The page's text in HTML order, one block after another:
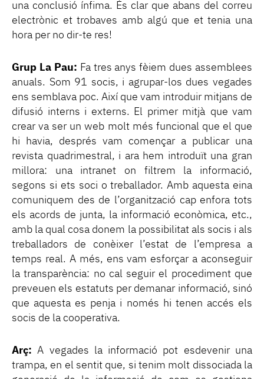
una conclusió ínfima. És clar que abans del correu
electrònic et trobaves amb algú que et tenia una
hora per no dir-te res!
Grup La Pau: Fa tres anys fèiem dues assemblees
anuals. Som 91 socis, i agrupar-los dues vegades
ens semblava poc. Així que vam introduir mitjans de
difusió interns i externs. El primer mitjà que vam
crear va ser un web molt més funcional que el que
hi havia, després vam començar a publicar una
revista quadrimestral, i ara hem introduït una gran
millora: una intranet on filtrem la informació,
segons si ets soci o treballador. Amb aquesta eina
comuniquem des de l’organització cap enfora tots
els acords de junta, la informació econòmica, etc.,
amb la qual cosa donem la possibilitat als socis i als
treballadors de conèixer l’estat de l’empresa a
temps real. A més, ens vam esforçar a aconseguir
la transparència: no cal seguir el procediment que
preveuen els estatuts per demanar informació, sinó
que aquesta es penja i només hi tenen accés els
socis de la cooperativa.
Arç: A vegades la informació pot esdevenir una
trampa, en el sentit que, si tenim molt dissociada la